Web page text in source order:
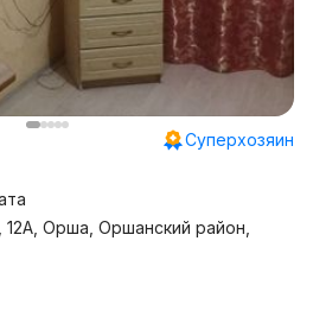
Суперхозяин
Орша, Оршанский район,